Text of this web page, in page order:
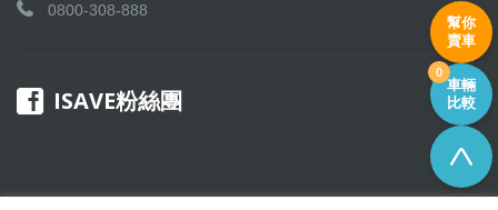
0800-308-888
ISAVE粉絲團
幫你
賣車
車輛
比較
0